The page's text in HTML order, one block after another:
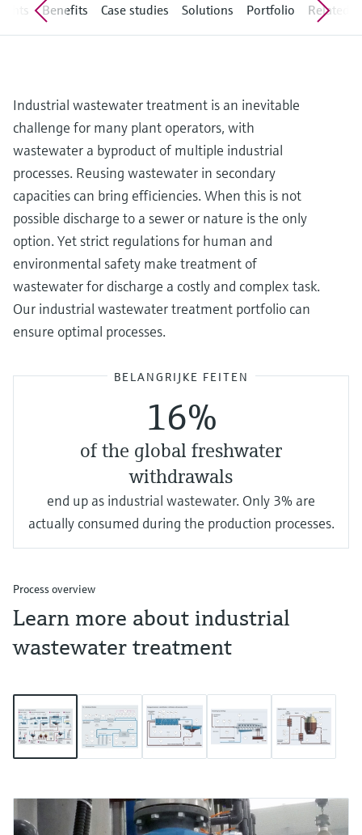
Device Viewer
Find product-specific information and
Find spare parts by product root, order code,
or serial number
Level measurement with pressure
Memosens technology
besluitvormingsniveau
Benefits Case studies Solutions Portfolio Related
Industrial wastewater treatment is an inevitable
challenge for many plant operators, with
wastewater a byproduct of multiple industrial
processes. Reusing wastewater in secondary
capacities can bring efficiencies. When this is not
possible discharge to a sewer or nature is the only
option. Yet strict regulations for human and
environmental safety make treatment of
wastewater for discharge a costly and complex task.
Our industrial wastewater treatment portfolio can
ensure optimal processes.
BELANGRIJKE FEITEN
16%
of the global freshwater
withdrawals
end up as industrial wastewater. Only 3% are
actually consumed during the production processes.
Process overview
Learn more about industrial
wastewater treatment